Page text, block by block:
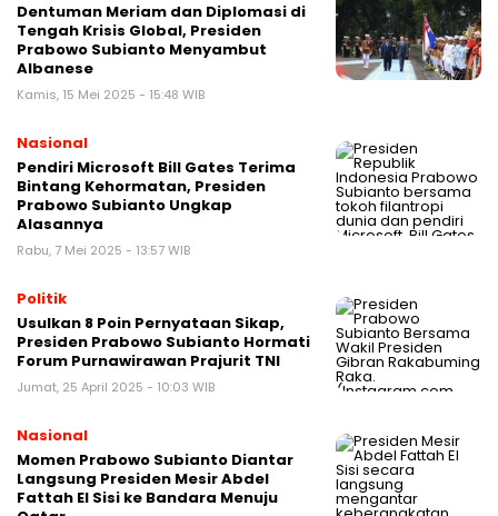
Dentuman Meriam dan Diplomasi di
Tengah Krisis Global, Presiden
Prabowo Subianto Menyambut
Albanese
Kamis, 15 Mei 2025 - 15:48 WIB
Nasional
Pendiri Microsoft Bill Gates Terima
Bintang Kehormatan, Presiden
Prabowo Subianto Ungkap
Alasannya
Rabu, 7 Mei 2025 - 13:57 WIB
Politik
Usulkan 8 Poin Pernyataan Sikap,
Presiden Prabowo Subianto Hormati
Forum Purnawirawan Prajurit TNI
Jumat, 25 April 2025 - 10:03 WIB
Nasional
Momen Prabowo Subianto Diantar
Langsung Presiden Mesir Abdel
Fattah El Sisi ke Bandara Menuju